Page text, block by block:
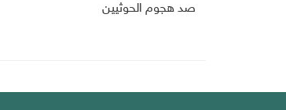
صد هجوم الحوثيين